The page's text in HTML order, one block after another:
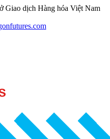
Giao dịch Hàng hóa Việt Nam